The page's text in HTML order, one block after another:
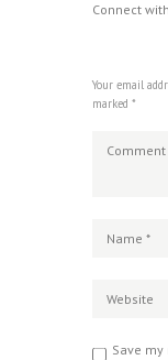
Connect
Your email
marked *
Save